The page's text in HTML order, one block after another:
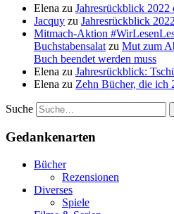
Elena zu Jahresrückblick 2022
Jacquy zu Jahresrückblick
Mitmach-Aktion
Buchstabensalat zu Mut zum
Buch beendet werden muss
Elena zu Jahresrückblick:
Elena zu Zehn Bücher, die ich
Suche
Gedankenarten
Bücher
Rezensionen
Diverses
Spiele